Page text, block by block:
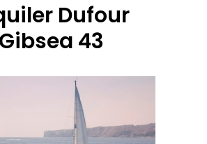
Dufour
Gibsea 43